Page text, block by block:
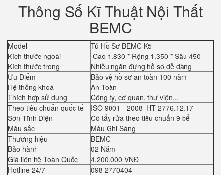
Thông Số Kĩ Thuật Nội Thất
BEMC
Model
Tủ Hồ Sơ BEMC K5
Kích thước ngoài
Cao 1.830 * Rộng 1.350 * Sâu 450
Kích thước trong
Nhiều ngăn đựng hồ sơ dễ dàng
Ưu Điểm
Bảo vệ hồ sơ an toàn 100 năm
Hệ thống khoá
An Toàn
Thích hợp sử dụng
Công ty, cơ quan, thư viện...
Theo tiêu chuẩn quốc tế
ISO 9001 - 2008 HT 2776.12.17
Sơn Tĩnh Điện
Có tẩy rửa theo tiêu chuẩn 9 bể
Màu sắc
Màu Ghi Sáng
Thương hiệu
BEMC
Bảo hành
02 Năm
Giá liên hệ Toàn Quốc
4.200.000 VNĐ
Hotline 24/7
098 2770404